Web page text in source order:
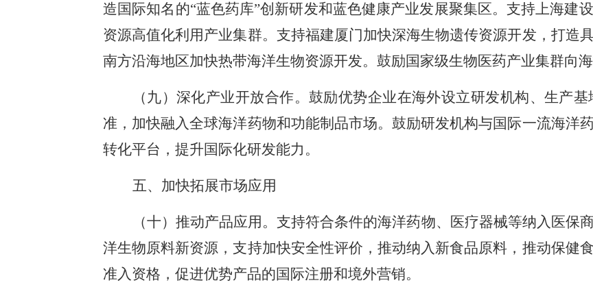
造国际知名的“蓝色药库”创新研发和蓝色健康产业发展聚集区。支持上海建
资源高值化利用产业集群。支持福建厦门加快深海生物遗传资源开发，打造
南方沿海地区加快热带海洋生物资源开发。鼓励国家级生物医药产业集群向海
（九）深化产业开放合作。鼓励优势企业在海外设立研发机构、生产
准，加快融入全球海洋药物和功能制品市场。鼓励研发机构与国际一流海洋
转化平台，提升国际化研发能力。
五、加快拓展市场应用
（十）推动产品应用。支持符合条件的海洋药物、医疗器械等纳入医
洋生物原料新资源，支持加快安全性评价，推动纳入新食品原料，推动保健
准入资格，促进优势产品的国际注册和境外营销。